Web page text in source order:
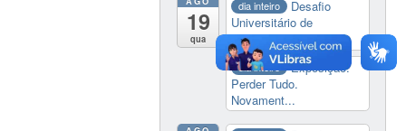
19
qua
dia inteiro
Desafio
Universitário de
Nautide...
dia inteiro
Exposição:
Perder Tudo.
Novament...